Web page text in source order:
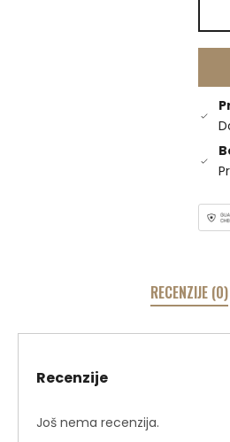
RECENZIJE (0)
Recenzije
Još nema recenzija.